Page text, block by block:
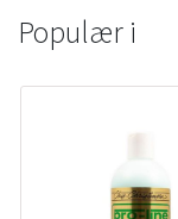
Populær i